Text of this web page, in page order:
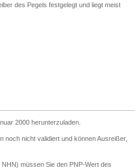
des Pegels festgelegt und liegt meist
2000 herunterzuladen.
noch nicht validiert und können Ausreißer,
NHN) müssen Sie den PNP-Wert des